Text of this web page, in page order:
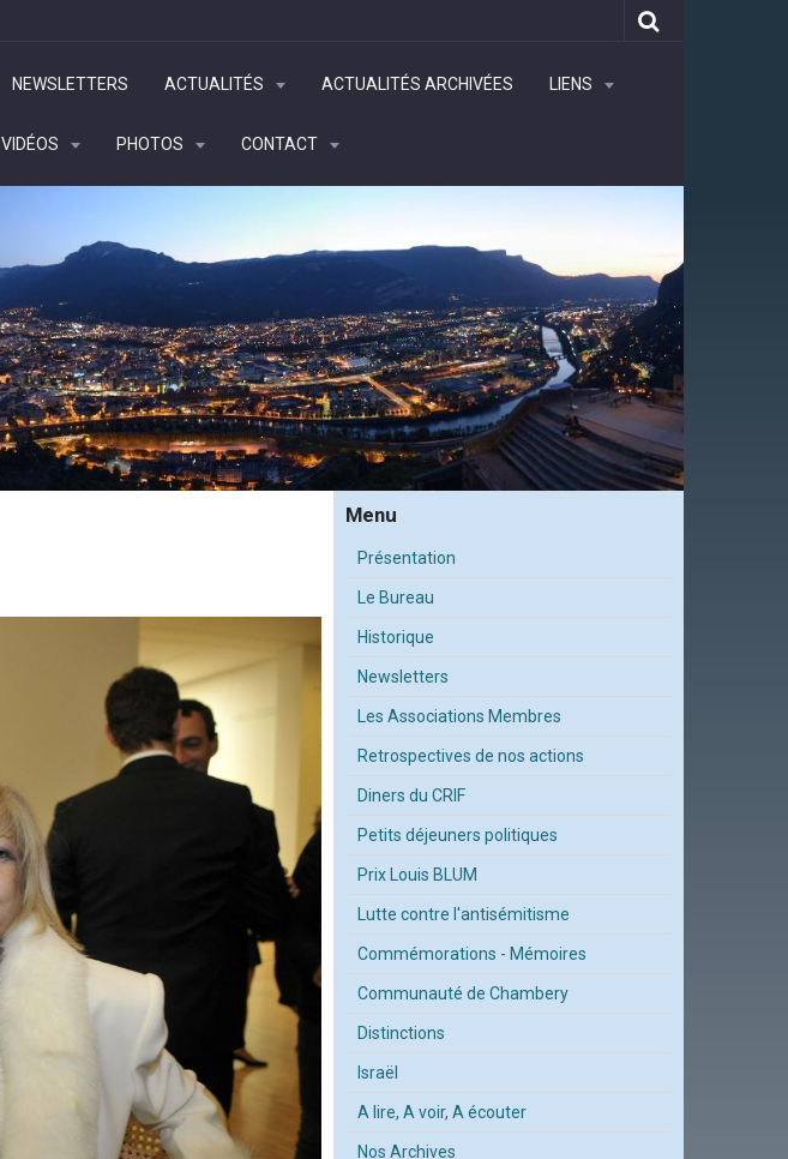
NEWSLETTERS ACTUALITÉS ACTUALITÉS ARCHIVÉES LIENS
VIDÉOS PHOTOS CONTACT
Menu
Présentation
Le Bureau
Historique
Newsletters
Les Associations Membres
Retrospectives de nos actions
Diners du CRIF
Petits déjeuners politiques
Prix Louis BLUM
Lutte contre l'antisémitisme
Commémorations - Mémoires
Communauté de Chambery
Distinctions
Israël
A lire, A voir, A écouter
Nos Archives